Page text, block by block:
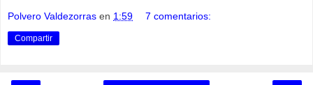
Polvero Valdezorras en 1:59 7 comentarios:
Compartir